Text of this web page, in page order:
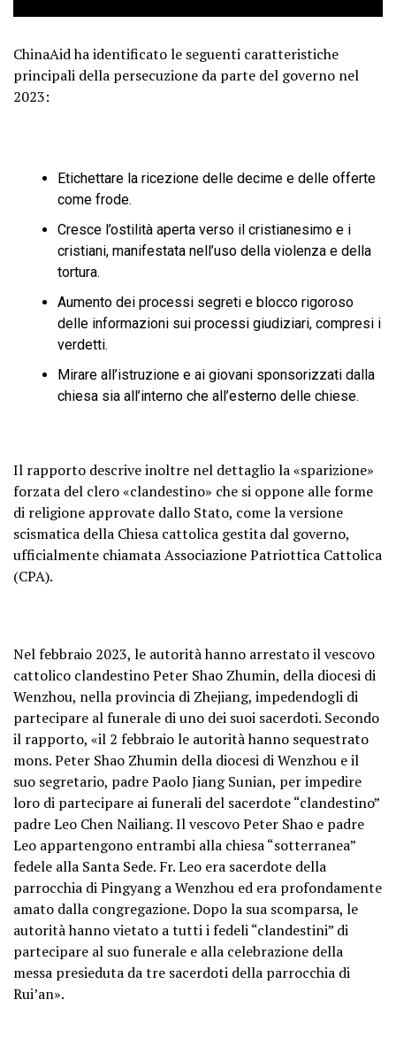
ChinaAid ha identificato le seguenti caratteristiche
principali della persecuzione da parte del governo nel
2023:
Etichettare la ricezione delle decime e delle offerte
come frode.
Cresce l’ostilità aperta verso il cristianesimo e i
cristiani, manifestata nell’uso della violenza e della
tortura.
Aumento dei processi segreti e blocco rigoroso
delle informazioni sui processi giudiziari, compresi i
verdetti.
Mirare all’istruzione e ai giovani sponsorizzati dalla
chiesa sia all’interno che all’esterno delle chiese.
Il rapporto descrive inoltre nel dettaglio la «sparizione»
forzata del clero «clandestino» che si oppone alle forme
di religione approvate dallo Stato, come la versione
scismatica della Chiesa cattolica gestita dal governo,
ufficialmente chiamata Associazione Patriottica Cattolica
(CPA).
Nel febbraio 2023, le autorità hanno arrestato il vescovo
cattolico clandestino Peter Shao Zhumin, della diocesi di
Wenzhou, nella provincia di Zhejiang, impedendogli di
partecipare al funerale di uno dei suoi sacerdoti. Secondo
il rapporto, «il 2 febbraio le autorità hanno sequestrato
mons. Peter Shao Zhumin della diocesi di Wenzhou e il
suo segretario, padre Paolo Jiang Sunian, per impedire
loro di partecipare ai funerali del sacerdote “clandestino”
padre Leo Chen Nailiang. Il vescovo Peter Shao e padre
Leo appartengono entrambi alla chiesa “sotterranea”
fedele alla Santa Sede. Fr. Leo era sacerdote della
parrocchia di Pingyang a Wenzhou ed era profondamente
amato dalla congregazione. Dopo la sua scomparsa, le
autorità hanno vietato a tutti i fedeli “clandestini” di
partecipare al suo funerale e alla celebrazione della
messa presieduta da tre sacerdoti della parrocchia di
Rui’an».